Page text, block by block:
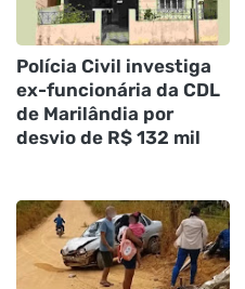
Polícia Civil investiga
ex-funcionária da CDL
de Marilândia por
desvio de R$ 132 mil